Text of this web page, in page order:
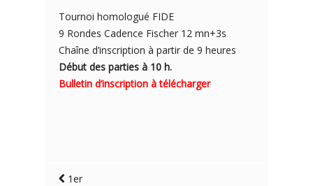
Tournoi homologué FIDE
9 Rondes Cadence Fischer 12 mn+3s
Chaîne d’inscription à partir de 9 heures
Début des parties à 10 h.
Bulletin d’inscription à télécharger
1er